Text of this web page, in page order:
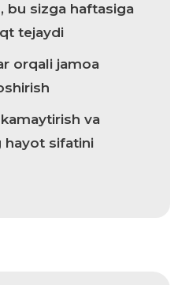
bu sizga haftasiga
tejaydi
orqali jamoa
va
hayot sifatini